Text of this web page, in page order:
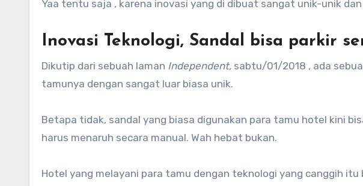
Yaa tentu saja , karena inovasi yang di dibuat sangat unik-unik
Inovasi Teknologi, Sandal bisa parkir
Dikutip dari sebuah laman Independent, sabtu/01/2018 , ada
tamunya dengan sangat luar biasa unik.
Betapa tidak, sandal yang biasa digunakan para tamu hotel kini
harus menaruh secara manual. Wah hebat bukan.
Hotel yang melayani para tamu dengan teknologi yang canggih itu